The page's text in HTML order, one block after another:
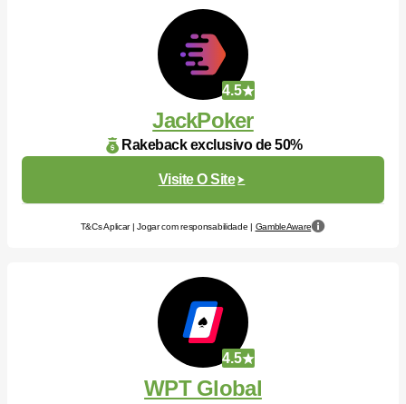
4.5
JackPoker
Rakeback exclusivo de 50%
Visite O Site
T&Cs Aplicar | Jogar com responsabilidade | GambleAware
4.5
WPT Global